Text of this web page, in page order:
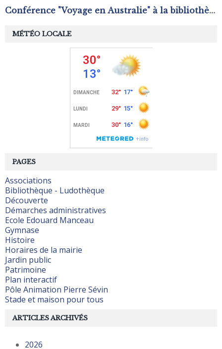
Conférence "Voyage en Australie" à la bibliothèque - ludothèque
PAGES
Associations
Bibliothèque - Ludothèque
Découverte
Démarches administratives
Ecole Edouard Manceau
Gymnase
Histoire
Horaires de la mairie
Jardin public
Patrimoine
Plan interactif
Pôle Animation Pierre Sévin
Stade et maison pour tous
MÉTÉO LOCALE
ARTICLES ARCHIVÉS
2026